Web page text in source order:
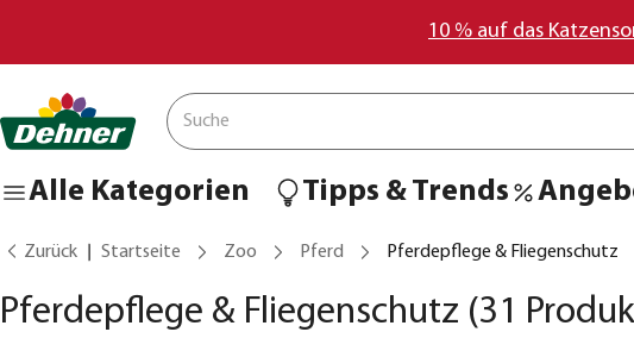
10 % auf das
Alle Kategorien Tipps & Trends
Zurück Startseite Zoo Pferd Pferdepflege & Fliegenschutz
Pferdepflege & Fliegenschutz (31